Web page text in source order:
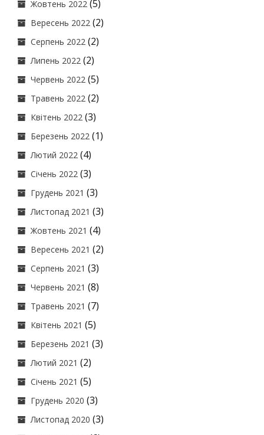
Жовтень 2022 (5)
Вересень 2022 (2)
Серпень 2022 (2)
Липень 2022 (2)
Червень 2022 (5)
Травень 2022 (2)
Квітень 2022 (3)
Березень 2022 (1)
Лютий 2022 (4)
Січень 2022 (3)
Грудень 2021 (3)
Листопад 2021 (3)
Жовтень 2021 (4)
Вересень 2021 (2)
Серпень 2021 (3)
Червень 2021 (8)
Травень 2021 (7)
Квітень 2021 (5)
Березень 2021 (3)
Лютий 2021 (2)
Січень 2021 (5)
Грудень 2020 (3)
Листопад 2020 (3)